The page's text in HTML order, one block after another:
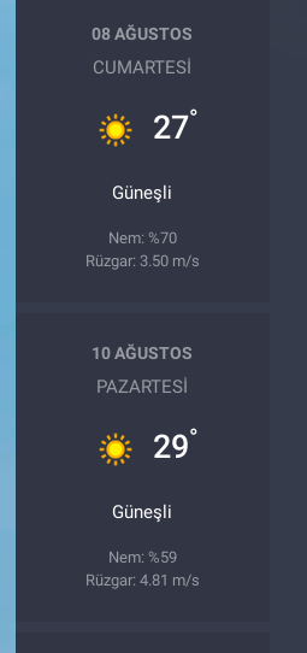
08 AĞUSTOS
CUMARTESI
27°
Güneşli
Nem: %70
Rüzgar: 3.50 m/s
10 AĞUSTOS
PAZARTESI
29°
Güneşli
Nem: %59
Rüzgar: 4.81 m/s